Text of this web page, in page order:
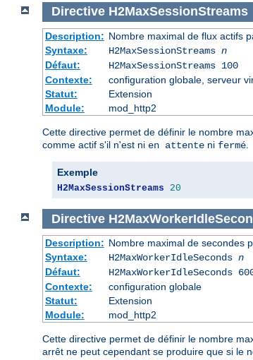
Directive H2MaxSessionStreams
Description: Nombre maximal de flux actifs
Syntaxe:
H2MaxSessionStreams n
Défaut:
H2MaxSessionStreams 100
Contexte:
configuration globale, serveur
Statut:
Extension
Module:
mod_http2
Cette directive permet de définir le nombre
comme actif s'il n'est ni en attente ni fermé
Exemple
H2MaxSessionStreams 20
Directive
Description: Nombre maximal de secondes
Syntaxe:
H2MaxWorkerIdleSeconds n
Défaut:
H2MaxWorkerIdleSeconds
Contexte:
configuration globale
Statut:
Extension
Module:
mod_http2
Cette directive permet de définir le nombre
arrêt ne peut cependant se produire que si le